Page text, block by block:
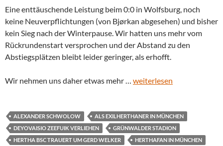
Eine enttäuschende Leistung beim 0:0 in Wolfsburg, noch
keine Neuverpflichtungen (von Bjørkan abgesehen) und bisher
kein Sieg nach der Winterpause. Wir hatten uns mehr vom
Rückrundenstart versprochen und der Abstand zu den
Abstiegsplätzen bleibt leider geringer, als erhofft.
Wir nehmen uns daher etwas mehr … weiterlesen
ALEXANDER SCHWOLOW
ALS EXILHERTHANER IN MÜNCHEN
DEYOVAISIO ZEEFUIK VERLIEHEN
GRÜNWALDER STADION
HERTHA BSC TRAUERT UM GERD WELKER
HERTHAFAN IN MÜNCHEN